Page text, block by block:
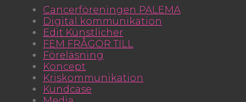
Cancerföreningen PALEMA
Digital kommunikation
Edit Künstlicher
FEM FRÅGOR TILL
Föreläsning
Koncept
Kriskommunikation
Kundcase